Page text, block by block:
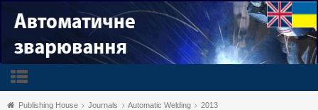
Publishing House Journals Automatic Welding 2013